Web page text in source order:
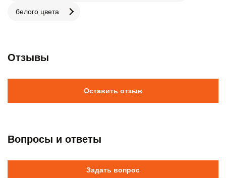
белого цвета
Отзывы
Оставить отзыв
Вопросы и ответы
Задать вопрос